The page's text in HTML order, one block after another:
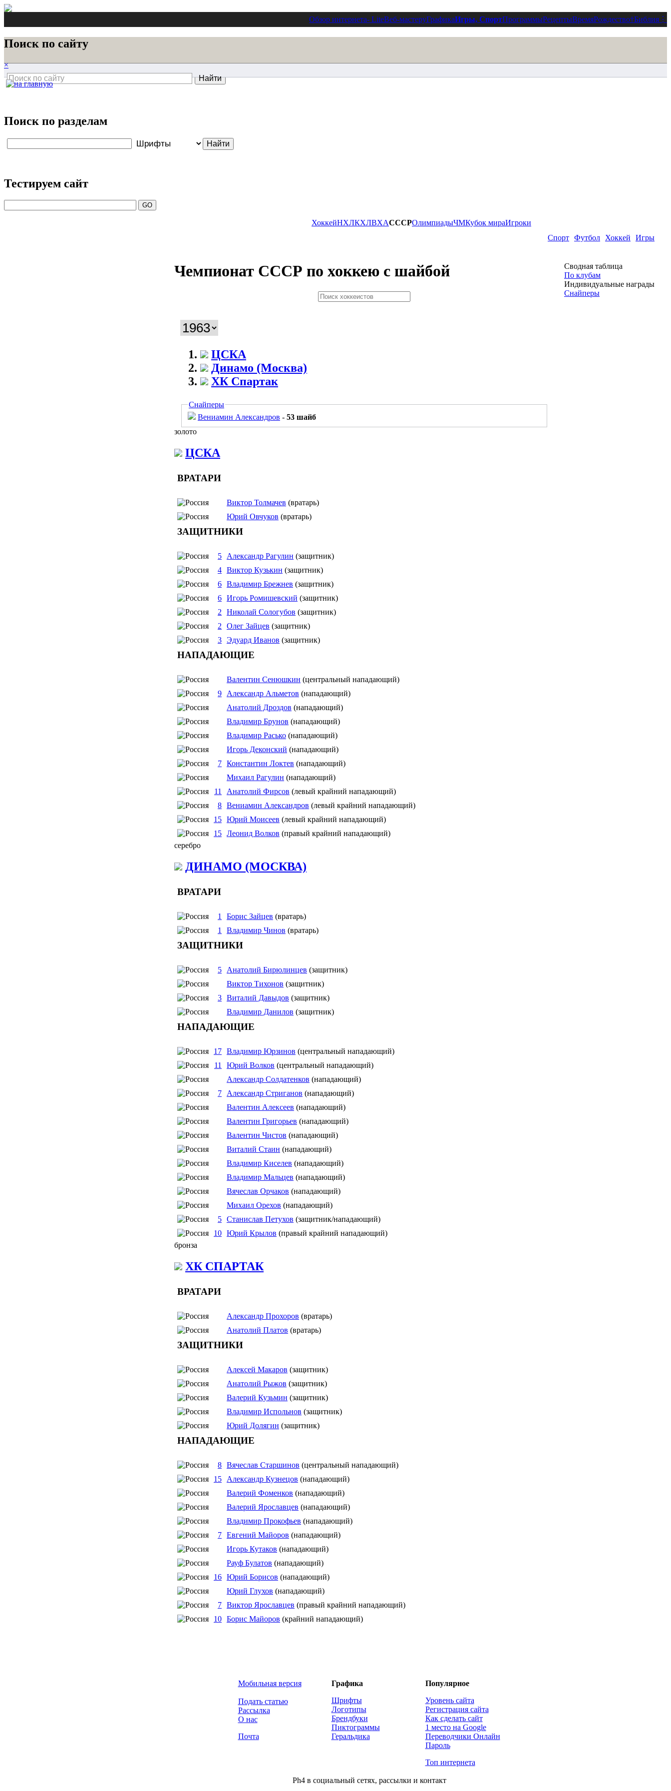
Обзор интернета- LiteВеб-мастеруГрафикаИгры, СпортПрограммыРецептыВремяРождество†Библия ⋮
Поиск по сайту
×
Поиск по разделам
Тестируем сайт
Спорт Футбол Хоккей Игры
ХоккейНХЛКХЛВХАСССРОлимпиадыЧМКубок мираИгроки
Чемпионат СССР по хоккею с шайбой
ЦСКА
Динамо (Москва)
ХК Спартак
Снайперы
Вениамин Александров - 53 шайб
золото
ЦСКА
ВРАТАРИ
Виктор Толмачев (вратарь)
Юрий Овчуков (вратарь)
ЗАЩИТНИКИ
5 Александр Рагулин (защитник)
4 Виктор Кузькин (защитник)
6 Владимир Брежнев (защитник)
6 Игорь Ромишевский (защитник)
2
Николай Сологубов (защитник)
2
Олег Зайцев (защитник)
3 Эдуард Иванов (защитник)
НАПАДАЮЩИЕ
Валентин Сенюшкин (центральный нападающий)
9
Александр Альметов (нападающий)
Анатолий Дроздов (нападающий)
Владимир Брунов (нападающий)
Владимир Расько (нападающий)
Игорь Деконский (нападающий)
7 Константин Локтев (нападающий)
Михаил Рагулин (нападающий)
11
Анатолий Фирсов (левый крайний нападающий)
8 Вениамин Александров (левый крайний нападающий)
15 Юрий Моисеев (левый крайний нападающий)
15 Леонид Волков (правый крайний нападающий)
серебро
ДИНАМО (МОСКВА)
ВРАТАРИ
1 Борис Зайцев (вратарь)
1
Владимир Чинов (вратарь)
ЗАЩИТНИКИ
5 Анатолий Бирюлинцев (защитник)
Виктор Тихонов (защитник)
3 Виталий Давыдов (защитник)
Владимир Данилов (защитник)
НАПАДАЮЩИЕ
17 Владимир Юрзинов (центральный нападающий)
11
Юрий Волков (центральный нападающий)
Александр Солдатенков (нападающий)
7
Александр Стриганов (нападающий)
Валентин Алексеев (нападающий)
Валентин Григорьев (нападающий)
Валентин Чистов (нападающий)
Виталий Стаин (нападающий)
Владимир Киселев (нападающий)
Владимир Мальцев (нападающий)
Вячеслав Орчаков (нападающий)
Михаил Орехов (нападающий)
5 Станислав Петухов (защитник/нападающий)
10 Юрий Крылов (правый крайний нападающий)
бронза
ХК СПАРТАК
ВРАТАРИ
Александр Прохоров (вратарь)
Анатолий Платов (вратарь)
ЗАЩИТНИКИ
Алексей Макаров (защитник)
Анатолий Рыжов (защитник)
Валерий Кузьмин (защитник)
Владимир Испольнов (защитник)
Юрий Долягин (защитник)
НАПАДАЮЩИЕ
8 Вячеслав Старшинов (центральный нападающий)
15
Александр Кузнецов (нападающий)
Валерий Фоменков (нападающий)
Валерий Ярославцев (нападающий)
Владимир Прокофьев (нападающий)
7 Евгений Майоров (нападающий)
Игорь Кутаков (нападающий)
Рауф Булатов (нападающий)
16 Юрий Борисов (нападающий)
Юрий Глухов (нападающий)
7 Виктор Ярославцев (правый крайний нападающий)
10 Борис Майоров (крайний нападающий)
Сводная таблица
По клубам
Индивидуальные награды
Снайперы
Мобильная версия
Подать статью
Рассылка
О нас
Почта
Графика
Шрифты
Логотипы
Брендбуки
Пиктограммы
Геральдика
Популярное
Уровень сайта
Регистрация сайта
Как сделать сайт
1 место на Google
Переводчики Онлайн
Пароль
Топ интернета
Ph4 в социальный сетях, рассылки и контакт